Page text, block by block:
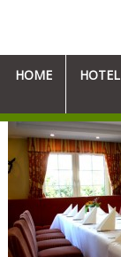
HOME HOTEL